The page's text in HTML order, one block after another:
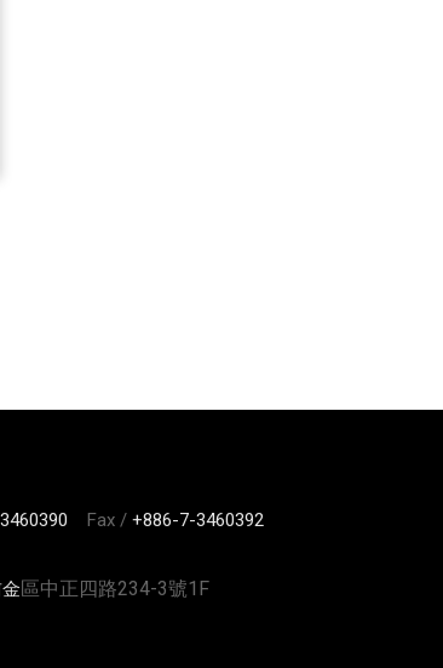
Fax / +886-7-3460392
區中正四路234-3號1F